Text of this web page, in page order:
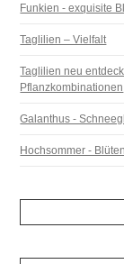
Funkien - exquisite
Taglilien – Vielfalt
Taglilien neu
Pflanzkombinationen
Galanthus -
Hochsommer -